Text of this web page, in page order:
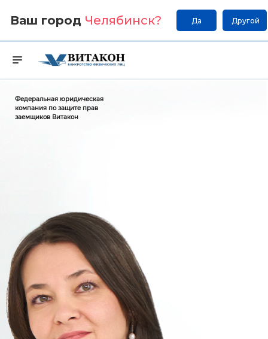
Ваш город Челябинск? Да Другой
Федеральная юридическая
компания по защите прав
заемщиков Витакон